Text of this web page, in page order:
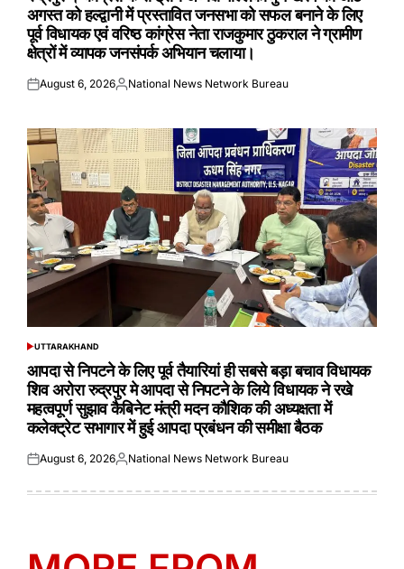
अगस्त को हल्द्वानी में प्रस्तावित जनसभा को सफल बनाने के लिए
पूर्व विधायक एवं वरिष्ठ कांग्रेस नेता राजकुमार ठुकराल ने ग्रामीण
क्षेत्रों में व्यापक जनसंपर्क अभियान चलाया।
Posted
August 6, 2026Posted
National News Network Bureau
POSTED
UTTARAKHAND
आपदा से निपटने के लिए पूर्व तैयारियां ही सबसे बड़ा बचाव विधायक
शिव अरोरा रुद्रपुर मे आपदा से निपटने के लिये विधायक ने रखे
महत्वपूर्ण सुझाव कैबिनेट मंत्री मदन कौशिक की अध्यक्षता में
कलेक्ट्रेट सभागार में हुई आपदा प्रबंधन की समीक्षा बैठक
Posted
August 6, 2026Posted
National News Network Bureau